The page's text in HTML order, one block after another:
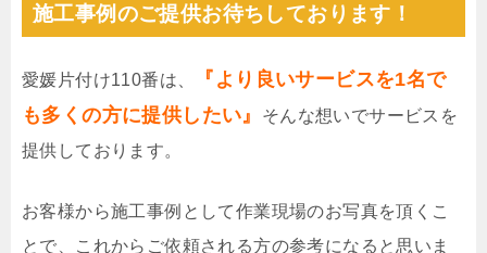
施工事例のご提供お待ちしております！
愛媛片付け110番は、
『より良いサービスを1名で
も多くの方に提供したい』
そんな想いでサービスを
提供しております。
お客様から施工事例として作業現場のお写真を頂くこ
とで、これからご依頼される方の参考になると思いま